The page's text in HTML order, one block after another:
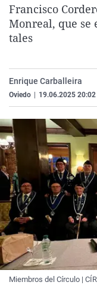
Francisco
Monreal, que
tales
Enrique Carballeira
Oviedo 19.06.2025 20:02
Miembros del Círculo |